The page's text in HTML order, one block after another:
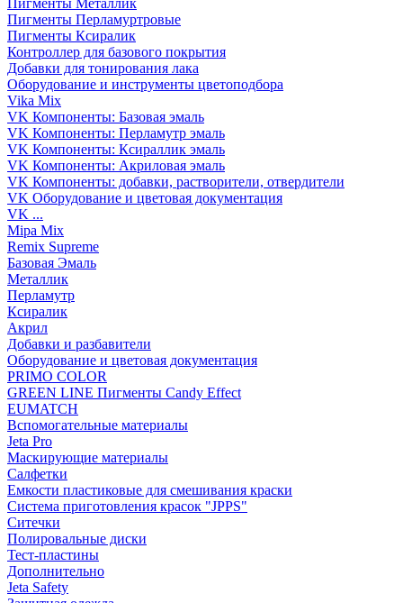
Пигменты Металлик
Пигменты Перламуртровые
Пигменты Ксиралик
Контроллер для базового покрытия
Добавки для тонирования лака
Оборудование и инструменты цветоподбора
Vika Mix
VK Компоненты: Базовая эмаль
VK Компоненты: Перламутр эмаль
VK Компоненты: Ксираллик эмаль
VK Компоненты: Акриловая эмаль
VK Компоненты: добавки, растворители, отвердители
VK Оборудование и цветовая документация
VK ...
Mipa Mix
Remix Supreme
Базовая Эмаль
Металлик
Перламутр
Ксиралик
Акрил
Добавки и разбавители
Оборудование и цветовая документация
PRIMO COLOR
GREEN LINE Пигменты Candy Effect
EUMATCH
Вспомогательные материалы
Jeta Pro
Маскирующие материалы
Салфетки
Емкости пластиковые для смешивания краски
Система приготовления красок "JPPS"
Ситечки
Полировальные диски
Тест-пластины
Дополнительно
Jeta Safety